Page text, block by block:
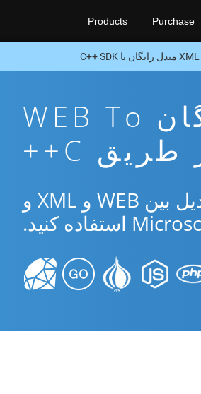
Products Purchase
برنامه تبدیل آنلاین رایگان WEB To
از برنامه رایگان آنلاین یا C++ SDK برای تبدیل بین WEB و XML و